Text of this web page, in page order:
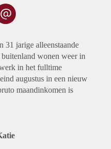
31 jarige alleenstaande
wonen weer in
in het fulltime
augustus in een nieuw
maandinkomen is